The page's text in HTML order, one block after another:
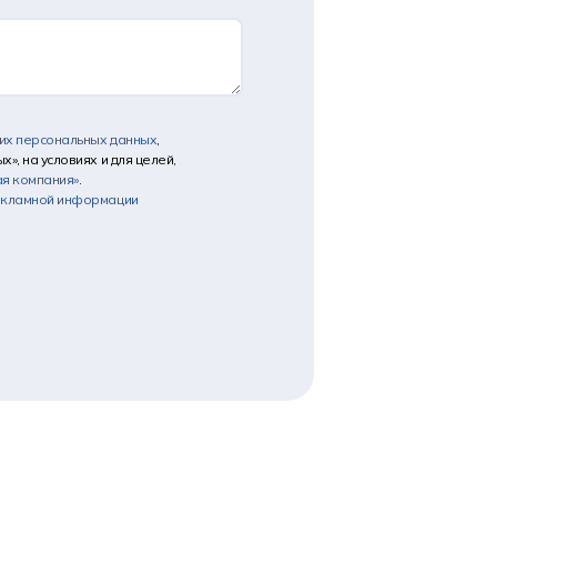
персональных данных
на условиях и для целей,
компания».
информации